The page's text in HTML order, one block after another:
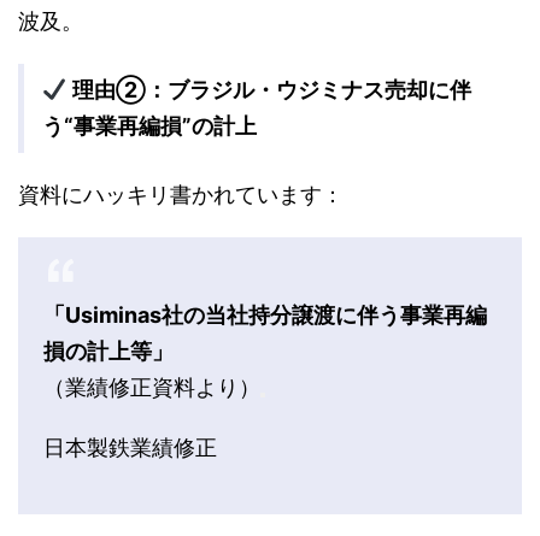
波及。
理由②：ブラジル・ウジミナス売却に伴
う“事業再編損”の計上
資料にハッキリ書かれています：
「Usiminas社の当社持分譲渡に伴う事業再編
損の計上等」
（業績修正資料より）
日本製鉄業績修正